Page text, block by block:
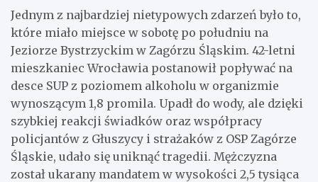
Jednym z najbardziej nietypowych zdarzeń było to,
które miało miejsce w sobotę po południu na
Jeziorze Bystrzyckim w Zagórzu Śląskim. 42-letni
mieszkaniec Wrocławia postanowił popływać na
desce SUP z poziomem alkoholu w organizmie
wynoszącym 1,8 promila. Upadł do wody, ale dzięki
szybkiej reakcji świadków oraz współpracy
policjantów z Głuszycy i strażaków z OSP Zagórze
Śląskie, udało się uniknąć tragedii. Mężczyzna
został ukarany mandatem w wysokości 2,5 tysiąca